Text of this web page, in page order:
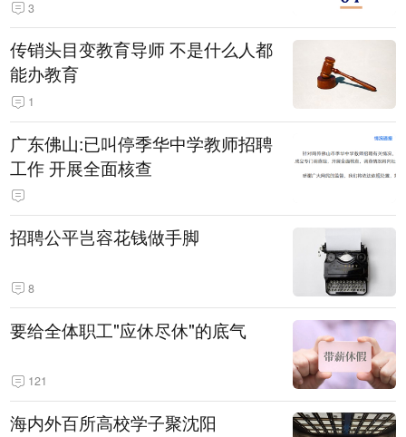
3
传销头目变教育导师 不是什么人都
能办教育
1
广东佛山:已叫停季华中学教师招聘
工作 开展全面核查
招聘公平岂容花钱做手脚
8
要给全体职工"应休尽休"的底气
121
海内外百所高校学子聚沈阳